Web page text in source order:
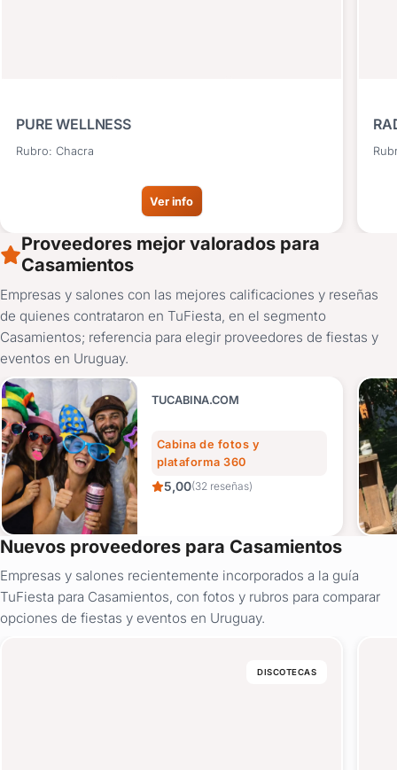
PURE WELLNESS
Rubro: Chacra
Ver info
Proveedores mejor valorados para
Casamientos
Empresas y salones con las mejores calificaciones y reseñas
de quienes contrataron en TuFiesta, en el segmento
Casamientos; referencia para elegir proveedores de fiestas y
eventos en Uruguay.
TUCABINA.COM
Cabina de fotos y
plataforma 360
5,00(32 reseñas)
Nuevos proveedores para Casamientos
Empresas y salones recientemente incorporados a la guía
TuFiesta para Casamientos, con fotos y rubros para comparar
opciones de fiestas y eventos en Uruguay.
DISCOTECAS